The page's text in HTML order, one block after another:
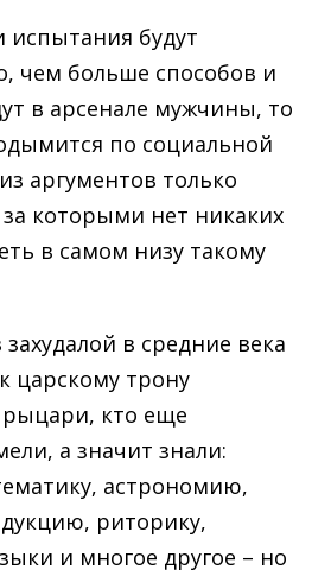
испытания будут
чем больше способов и
в арсенале мужчины, то
по социальной
аргументов только
за которыми нет никаких
в самом низу такому
в средние века
царскому трону
кто еще
а значит знали:
астрономию,
риторику,
и многое другое – но